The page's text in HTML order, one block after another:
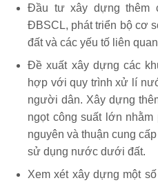
Đầu tư xây dựng thêm
ĐBSCL, phát triển bộ cơ
đất và các yếu tố liên
Đề xuất xây dựng các
hợp với quy trình xử lí
người dân. Xây dựng
ngọt công suất lớn
nguyên và thuận cung
sử dụng nước dưới đất.
Xem xét xây dựng một